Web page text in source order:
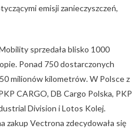
emisji zanieczyszczeń,
sprzedała blisko 1000
Ponad 750 dostarczonych
milionów kilometrów. W Polsce z
CARGO, DB Cargo Polska, PKP
Division i Lotos Kolej.
zakup Vectrona zdecydowała się